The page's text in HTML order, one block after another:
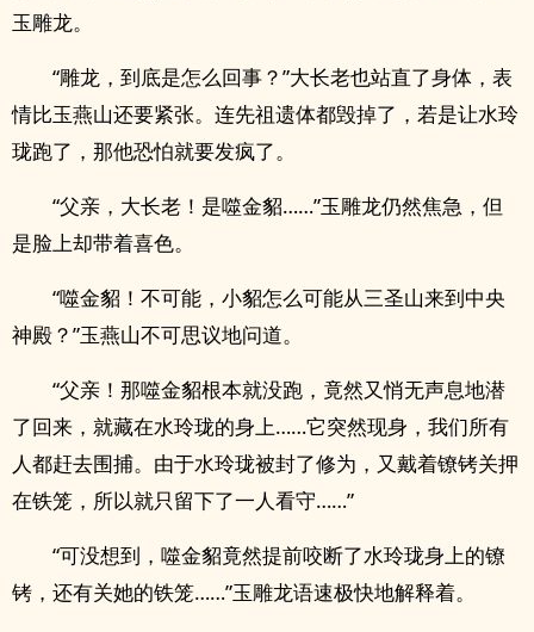
玉雕龙。
“雕龙，到底是怎么回事？”大长老也站直了身体，表
情比玉燕山还要紧张。连先祖遗体都毁掉了，若是让水玲
珑跑了，那他恐怕就要发疯了。
“父亲，大长老！是噬金貂……”玉雕龙仍然焦急，但
是脸上却带着喜色。
“噬金貂！不可能，小貂怎么可能从三圣山来到中央
神殿？”玉燕山不可思议地问道。
“父亲！那噬金貂根本就没跑，竟然又悄无声息地潜
了回来，就藏在水玲珑的身上……它突然现身，我们所有
人都赶去围捕。由于水玲珑被封了修为，又戴着镣铐关押
在铁笼，所以就只留下了一人看守……”
“可没想到，噬金貂竟然提前咬断了水玲珑身上的镣
铐，还有关她的铁笼……”玉雕龙语速极快地解释着。